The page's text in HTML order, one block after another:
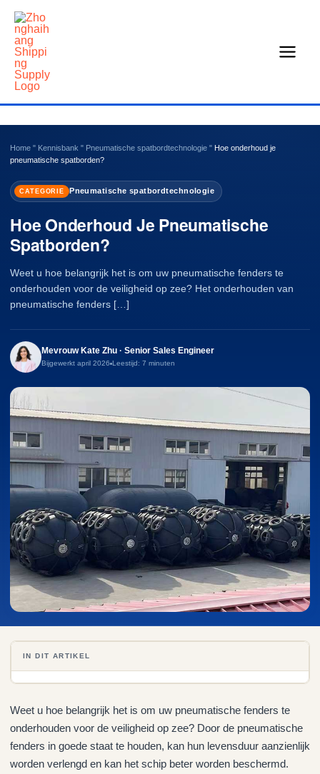
Overslaan
naar
inhoud
Home " Kennisbank " Pneumatische spatbordtechnologie " Hoe onderhoud je
pneumatische spatborden?
CATEGORIE Pneumatische spatbordtechnologie
Hoe Onderhoud Je Pneumatische
Spatborden?
Weet u hoe belangrijk het is om uw pneumatische fenders te
onderhouden voor de veiligheid op zee? Het onderhouden van
pneumatische fenders […]
Mevrouw Kate Zhu · Senior Sales Engineer
Bijgewerkt april 2026 Leestijd: 7 minuten
IN DIT ARTIKEL
Weet u hoe belangrijk het is om uw pneumatische fenders te
onderhouden voor de veiligheid op zee? Door de pneumatische
fenders in goede staat te houden, kan hun levensduur aanzienlijk
worden verlengd en kan het schip beter worden beschermd.